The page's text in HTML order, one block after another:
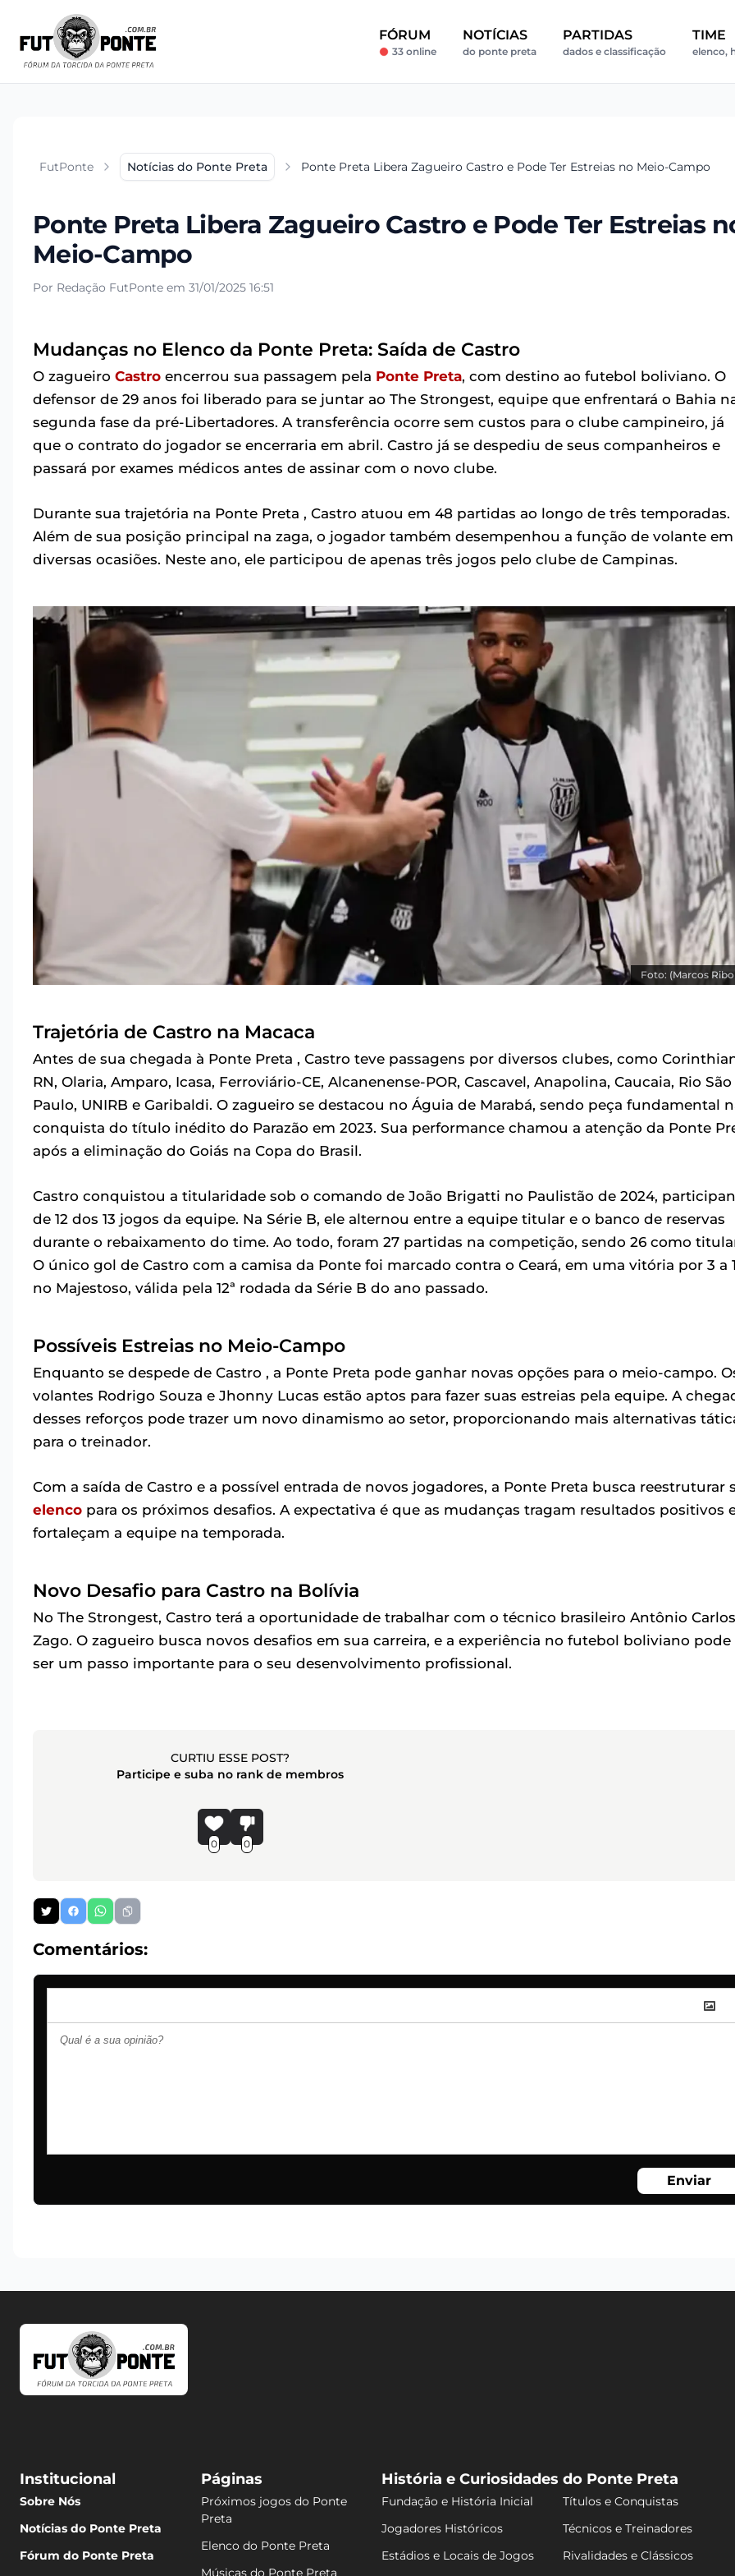
FÓRUM
33 online
NOTÍCIAS
do ponte preta
PARTIDAS
dados e classificação
TIME
elenco,
FutPonte Notícias do Ponte Preta Ponte Preta Libera Zagueiro Castro e Pode Ter Estreias no Meio-Campo
Ponte Preta Libera Zagueiro Castro e Pode Ter Estreias
Meio-Campo
Por Redação FutPonte em 31/01/2025 16:51
Mudanças no Elenco da Ponte Preta: Saída de Castro
O zagueiro Castro encerrou sua passagem pela Ponte Preta, com destino ao futebol boliviano. O
defensor de 29 anos foi liberado para se juntar ao The Strongest, equipe que enfrentará o Bahia
segunda fase da pré-Libertadores. A transferência ocorre sem custos para o clube campineiro, já
que o contrato do jogador se encerraria em abril. Castro já se despediu de seus companheiros e
passará por exames médicos antes de assinar com o novo clube.
Durante sua trajetória na Ponte Preta , Castro atuou em 48 partidas ao longo de três temporadas.
Além de sua posição principal na zaga, o jogador também desempenhou a função de volante em
diversas ocasiões. Neste ano, ele participou de apenas três jogos pelo clube de Campinas.
Foto: (Marcos
Trajetória de Castro na Macaca
Antes de sua chegada à Ponte Preta , Castro teve passagens por diversos clubes, como
RN, Olaria, Amparo, Icasa, Ferroviário-CE, Alcanenense-POR, Cascavel, Anapolina, Caucaia, Rio São
Paulo, UNIRB e Garibaldi. O zagueiro se destacou no Águia de Marabá, sendo peça fundamental
conquista do título inédito do Parazão em 2023. Sua performance chamou a atenção da Ponte
após a eliminação do Goiás na Copa do Brasil.
Castro conquistou a titularidade sob o comando de João Brigatti no Paulistão de 2024,
de 12 dos 13 jogos da equipe. Na Série B, ele alternou entre a equipe titular e o banco de reservas
durante o rebaixamento do time. Ao todo, foram 27 partidas na competição, sendo 26 como
O único gol de Castro com a camisa da Ponte foi marcado contra o Ceará, em uma vitória por 3 a 1
no Majestoso, válida pela 12ª rodada da Série B do ano passado.
Possíveis Estreias no Meio-Campo
Enquanto se despede de Castro , a Ponte Preta pode ganhar novas opções para o meio-campo.
volantes Rodrigo Souza e Jhonny Lucas estão aptos para fazer suas estreias pela equipe. A
desses reforços pode trazer um novo dinamismo ao setor, proporcionando mais alternativas
para o treinador.
Com a saída de Castro e a possível entrada de novos jogadores, a Ponte Preta busca reestruturar
elenco para os próximos desafios. A expectativa é que as mudanças tragam resultados positivos
fortaleçam a equipe na temporada.
Novo Desafio para Castro na Bolívia
No The Strongest, Castro terá a oportunidade de trabalhar com o técnico brasileiro Antônio Carlos
Zago. O zagueiro busca novos desafios em sua carreira, e a experiência no futebol boliviano pode
ser um passo importante para o seu desenvolvimento profissional.
CURTIU ESSE POST?
Participe e suba no rank de membros
0 0
Comentários:
Enviar
Institucional
Sobre Nós
Notícias do Ponte Preta
Fórum do Ponte Preta
Páginas
Próximos jogos do Ponte
Preta
Elenco do Ponte Preta
Músicas do Ponte Preta
História e Curiosidades do Ponte Preta
Fundação e História Inicial
Títulos e Conquistas
Jogadores Históricos
Técnicos e Treinadores
Estádios e Locais de Jogos
Rivalidades e Clássicos